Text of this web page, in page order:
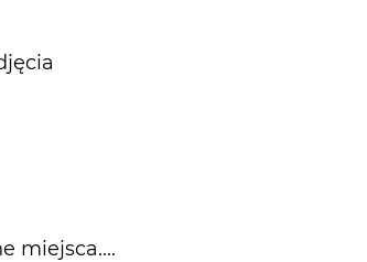
miejsca....